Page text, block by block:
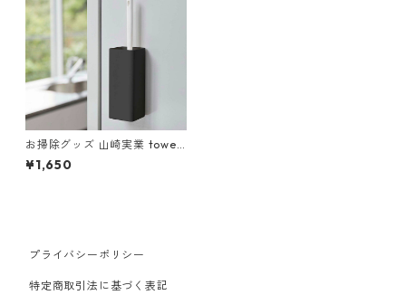
お掃除グッズ 山崎実業 tower
タワー マグネットハンディー
ワイパー・zルダー ブラック
¥1,650
プライバシーポリシー
特定商取引法に基づく表記